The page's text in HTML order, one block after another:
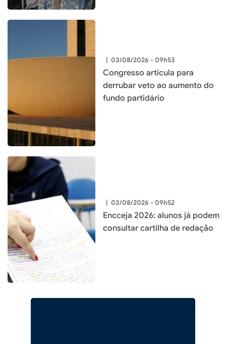
| 03/08/2026 - 09h53
Congresso articula para
derrubar veto ao aumento do
fundo partidário
| 03/08/2026 - 09h52
Encceja 2026: alunos já podem
consultar cartilha de redação